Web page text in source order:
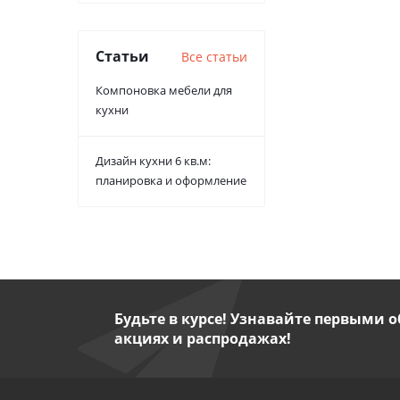
Статьи Все статьи
Компоновка мебели для
кухни
Дизайн кухни 6 кв.м:
планировка и оформление
Будьте в курсе! Узнавайте первыми
акциях и распродажах!